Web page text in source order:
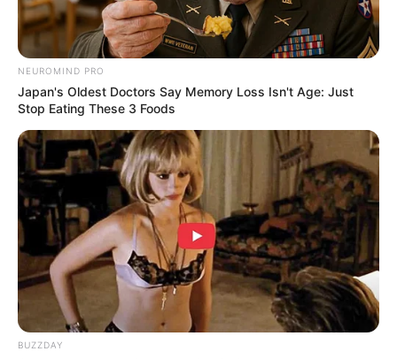
NEUROMIND PRO
Japan's Oldest Doctors Say Memory Loss Isn't Age: Just
Stop Eating These 3 Foods
BUZZDAY